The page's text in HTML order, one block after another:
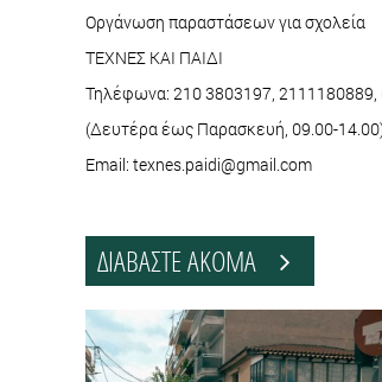
Οργάνωση παραστάσεων για σχολεία
ΤΕΧΝΕΣ ΚΑΙ ΠΑΙΔΙ
Τηλέφωνα: 210 3803197, 2111180889,
(Δευτέρα έως Παρασκευή, 09.00-
Email: texnes.paidi@gmail.com
ΔΙΑΒΑΣΤΕ ΑΚΟΜΑ